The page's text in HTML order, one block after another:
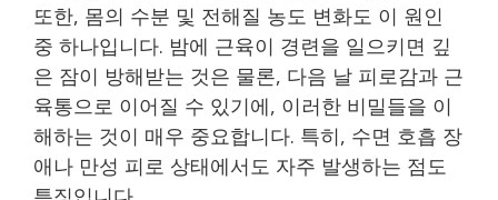
또한, 몸의 수분 및 전해질 농도 변화도 이 원인
중 하나입니다. 밤에 근육이 경련을 일으키면 깊
은 잠이 방해받는 것은 물론, 다음 날 피로감과 근
육통으로 이어질 수 있기에, 이러한 비밀들을 이
해하는 것이 매우 중요합니다. 특히, 수면 호흡 장
애나 만성 피로 상태에서도 자주 발생하는 점도